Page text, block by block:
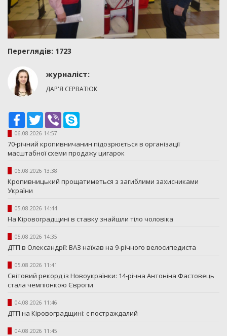
Переглядiв: 1723
журналіст:
ДАР'Я СЕРВАТЮК
Facebook
TwitterViber
06.08.2026 14:57
70-річний кропивничанин підозрюється в організації
масштабної схеми продажу цигарок
06.08.2026 13:38
Кропивницький прощатиметься з загиблими захисниками
України
05.08.2026 14:44
На Кіровоградщині в ставку знайшли тіло чоловіка
05.08.2026 14:35
ДТП в Олександрії: ВАЗ наїхав на 9-річного велосипедиста
05.08.2026 11:41
Світовий рекорд із Новоукраїнки: 14-річна Антоніна Фастовець
стала чемпіонкою Європи
04.08.2026 11:46
ДТП на Кіровоградщині: є постраждалий
04.08.2026 11:45